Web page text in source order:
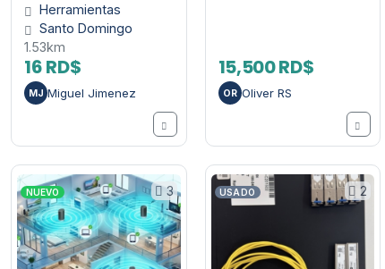
Herramientas
Santo Domingo
1.53km
16 RD$
MJ Miguel Jimenez
15,500 RD$
OR Oliver RS
3
NUEVO 2
USADO